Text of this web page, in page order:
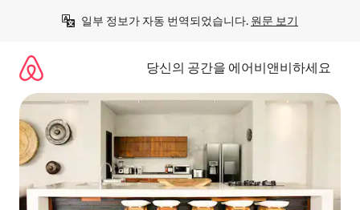
일부 정보가 자동 번역되었습니다. 원문 보기
당신의 공간을 에어비앤비하세요